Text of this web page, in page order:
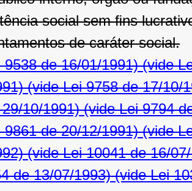
social sem ﬁns
de caráter social.
9538 de 16/01/1991)(vide
(vide Lei 9758 de 17/10/
10/1991)(vide Lei 9794
9861 de 20/12/1991)(vide
(vide Lei 10041 de 16/
de 13/07/1993)(vide Lei